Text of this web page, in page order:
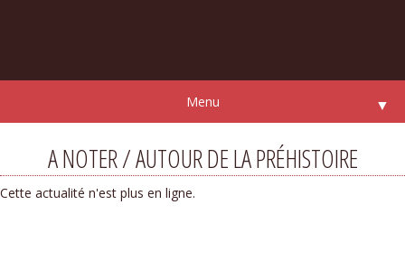
Menu ▼
A NOTER / AUTOUR DE LA PRÉHISTOIRE
Cette actualité n'est plus en ligne.